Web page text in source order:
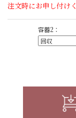
注文時にお申し付け
容器2：